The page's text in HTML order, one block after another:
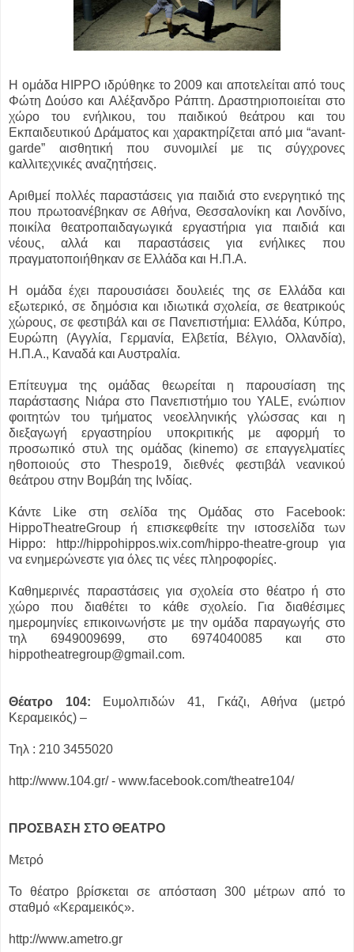
Η ομάδα HIPPO ιδρύθηκε το 2009 και αποτελείται από τους
Φώτη Δούσο και Αλέξανδρο Ράπτη. Δραστηριοποιείται στο
χώρο του ενήλικου, του παιδικού θεάτρου και του
Εκπαιδευτικού Δράματος και χαρακτηρίζεται από μια “avant-
garde” αισθητική που συνομιλεί με τις σύγχρονες
καλλιτεχνικές αναζητήσεις.
Αριθμεί πολλές παραστάσεις για παιδιά στο ενεργητικό της
που πρωτοανέβηκαν σε Αθήνα, Θεσσαλονίκη και Λονδίνο,
ποικίλα θεατροπαιδαγωγικά εργαστήρια για παιδιά και
νέους, αλλά και παραστάσεις για ενήλικες που
πραγματοποιήθηκαν σε Ελλάδα και Η.Π.Α.
Η ομάδα έχει παρουσιάσει δουλειές της σε Ελλάδα και
εξωτερικό, σε δημόσια και ιδιωτικά σχολεία, σε θεατρικούς
χώρους, σε φεστιβάλ και σε Πανεπιστήμια: Ελλάδα, Κύπρο,
Ευρώπη (Αγγλία, Γερμανία, Ελβετία, Βέλγιο, Ολλανδία),
Η.Π.Α., Καναδά και Αυστραλία.
Επίτευγμα της ομάδας θεωρείται η παρουσίαση της
παράστασης Νιάρα στο Πανεπιστήμιο του YALE, ενώπιον
φοιτητών του τμήματος νεοελληνικής γλώσσας και η
διεξαγωγή εργαστηρίου υποκριτικής με αφορμή το
προσωπικό στυλ της ομάδας (kinemo) σε επαγγελματίες
ηθοποιούς στο Thespo19, διεθνές φεστιβάλ νεανικού
θεάτρου στην Βομβάη της Ινδίας.
Κάντε Like στη σελίδα της Ομάδας στο Facebook:
HippoTheatreGroup ή επισκεφθείτε την ιστοσελίδα των
Hippo: http://hippohippos.wix.com/hippo-theatre-group για
να ενημερώνεστε για όλες τις νέες πληροφορίες.
Καθημερινές παραστάσεις για σχολεία στο θέατρο ή στο
χώρο που διαθέτει το κάθε σχολείο. Για διαθέσιμες
ημερομηνίες επικοινωνήστε με την ομάδα παραγωγής στο
τηλ 6949009699, στο 6974040085 και στο
hippotheatregroup@gmail.com.
Θέατρο 104: Ευμολπιδών 41, Γκάζι, Αθήνα (μετρό
Κεραμεικός) –
Τηλ : 210 3455020
http://www.104.gr/ - www.facebook.com/theatre104/
ΠΡΟΣΒΑΣΗ ΣΤΟ ΘΕΑΤΡΟ
Μετρό
Το θέατρο βρίσκεται σε απόσταση 300 μέτρων από το
σταθμό «Κεραμεικός».
http://www.ametro.gr